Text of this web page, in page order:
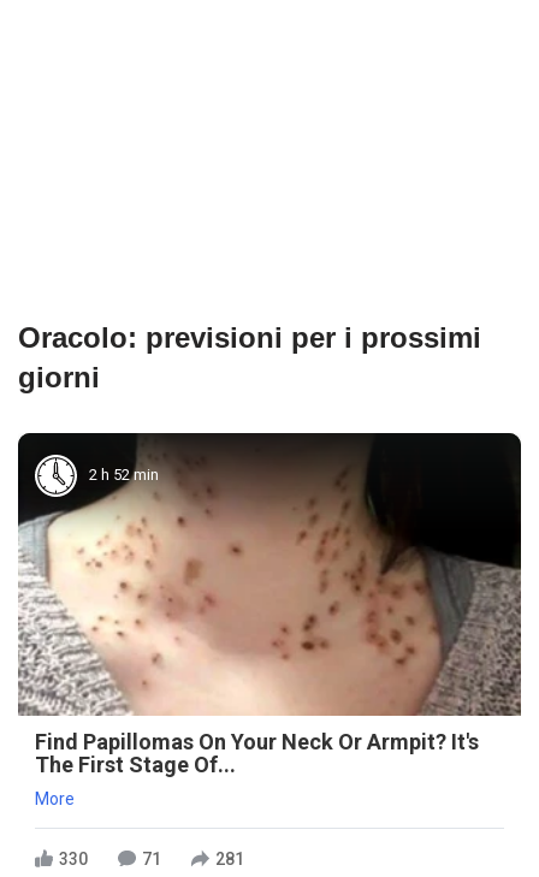
Oracolo: previsioni per i prossimi
giorni
2 h 52 min
Find Papillomas On Your Neck Or Armpit? It's
The First Stage Of...
More
330 71 281